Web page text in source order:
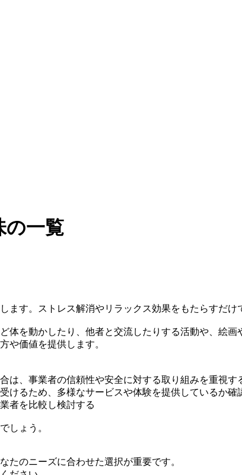
の一覧
す。ストレス解消やリラックス効果をもたらすだ
体を動かしたり、他者と交流したりする活動や、絵
や価値を提供します。
は、事業者の信頼性や安全に対する取り組みを重視す
けるため、多様なサービスや体験を提供しているか確
者を比較し検討する
しょう。
たのニーズに合わせた選択が重要です。